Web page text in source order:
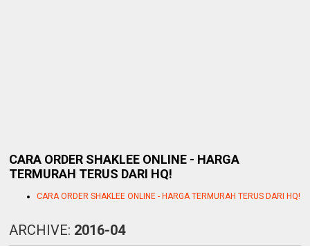
CARA ORDER SHAKLEE ONLINE - HARGA
TERMURAH TERUS DARI HQ!
CARA ORDER SHAKLEE ONLINE - HARGA TERMURAH TERUS DARI HQ!
ARCHIVE: 2016-04